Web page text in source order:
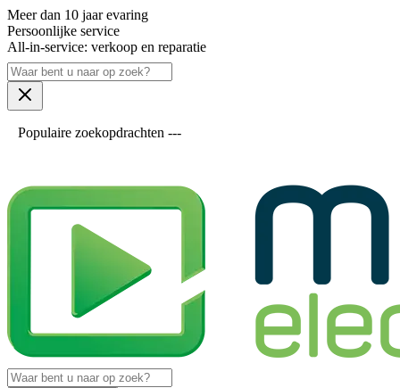
Meer dan 10 jaar evaring
Persoonlijke service
All-in-service: verkoop en reparatie
Populaire zoekopdrachten ---